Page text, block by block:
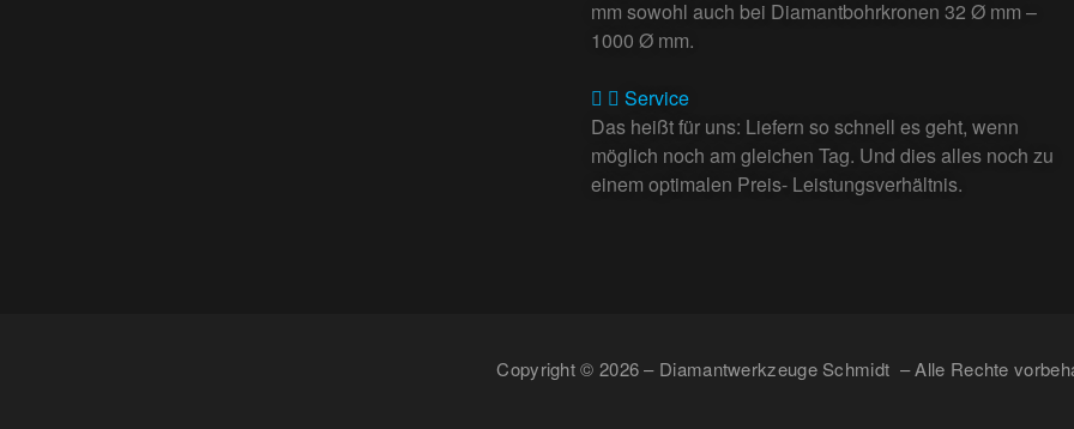
mm sowohl auch bei Diamantbohrkronen 32 Ø mm –
1000 Ø mm.
Service
Das heißt für uns: Liefern so schnell es geht, wenn
möglich noch am gleichen Tag. Und dies alles noch zu
einem optimalen Preis- Leistungsverhältnis.
Copyright © 2026 – Diamantwerkzeuge Schmidt – Alle Rechte